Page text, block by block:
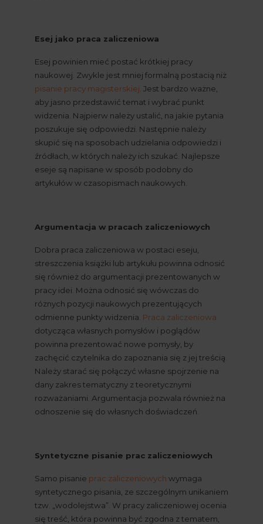
Esej jako praca zaliczeniowa
Esej powinien mieć postać krótkiej pracy
pisanie pracy magisterskiej . Jest bardzo ważne,
aby jasno przedstawić temat i wybrać punkt
widzenia. Najpierw należy ustalić, na jakie pytania
poszukuje się odpowiedzi. Następnie należy
skupić się na sposobach udzielania odpowiedzi i
źródłach, w których należy ich szukać. Najlepsze
eseje są napisane w sposób podobny do
artykułów w czasopismach naukowych.
Argumentacja w pracach zaliczeniowych
Dobra praca zaliczeniowa w postaci eseju,
streszczenia książki lub artykułu powinna odnosić
się również do argumentacji prezentowanych w
pracy idei. Można odnosić się wówczas do
różnych pozycji naukowych prezentujących
odmienne punkty widzenia. Praca zaliczeniowa
dotycząca własnych pomysłów i poglądów
powinna prezentować nowe pomysły, by
zachęcić czytelnika do zapoznania się z jej treścią.
Należy starać się połączyć własne spojrzenie na
dany zakres tematyczny z teoretycznymi
rozważaniami. Argumentacja pozwala również na
odnoszenie się do własnych doświadczeń.
Syntetyczne pisanie prac zaliczeniowych
Samo pisanie prac zaliczeniowych wymaga
syntetycznego pisania, ze szczególnym unikaniem
tzw. „wodolejstwa”. W pracy zaliczeniowej ocenia
się treść, która powinna być zgodna z tematem,